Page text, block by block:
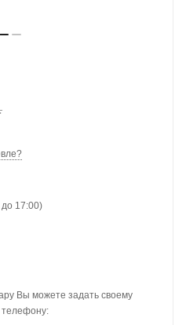
17:00)
Вы можете задать своему